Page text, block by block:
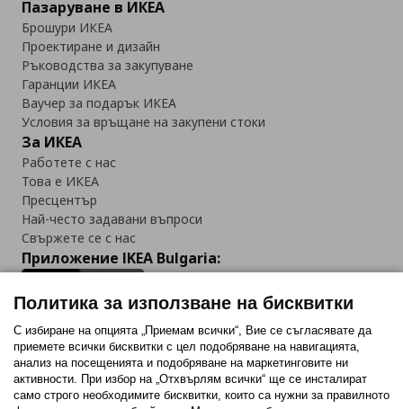
Пазаруване в ИКЕА
Брошури ИКЕА
Проектиране и дизайн
Ръководства за закупуване
Гаранции ИКЕА
Ваучер за подарък ИКЕА
Условия за връщане на закупени стоки
За ИКЕА
Работете с нас
Това е ИКЕА
Пресцентър
Най-често задавани въпроси
Свържете се с нас
Приложение IKEA Bulgaria:
Последвайте ни:
FacebookTwitterYoutubePinterestInstagram
Политика за използване на бисквитки
С избиране на опцията „Приемам всички“, Вие се съгласявате да
приемете всички бисквитки с цел подобряване на навигацията,
анализ на посещенията и подобряване на маркетинговите ни
активности. При избор на „Отхвърлям всички“ ще се инсталират
само строго необходимитe бисквитки, които са нужни за правилното